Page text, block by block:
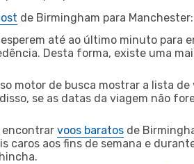
de Birmingham para Manchester:
esperem até ao último minuto para
Desta forma, existe uma
motor de busca mostrar a lista
se as datas da viagem não
encontrar voos baratos de
aos fins de semana e